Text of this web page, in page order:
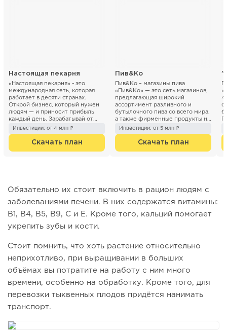
Настоящая пекарня
«Настоящая пекарня» - это
международная сеть, которая
работает в десяти странах.
Открой бизнес, который нужен
людям — и приносит прибыль
каждый день. Зарабатывай от
300 000 р. с п...
Инвестиции: от 4 млн ₽
Скачать план
Пив&Ко
Пив&Ко – магазины пива
«Пив&Ко» — это сеть магазинов,
предлагающая широкий
ассортимент разливного и
бутылочного пива со всего мира,
а также фирменные продукты на
каж...
Инвестиции: от 5 млн ₽
Скачать план
Обязательно их стоит включить в рацион людям с
заболеваниями печени. В них содержатся витамины:
B1, B4, B5, B9, C и E. Кроме того, кальций помогает
укрепить зубы и кости.
Стоит помнить, что хоть растение относительно
неприхотливо, при выращивании в больших
объёмах вы потратите на работу с ним много
времени, особенно на обработку. Кроме того, для
перевозки тыквенных плодов придётся нанимать
транспорт.